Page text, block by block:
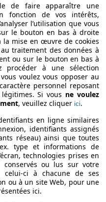
(102 PS)
h
de faire apparaître une
fonction de vos intérêts,
l’utilisation que vous
le bouton en bas à droite
mise en œuvre de cookies
traitement des données à
ou sur le bouton en bas à
procéder à une sélection
voulez vous opposer au
personnel reposant
Si vous ne voulez
, veuillez cliquer ici.
en ligne similaires
identifiants assignés
réseau) ainsi que toutes
type et informations de
technologies prises en
conservés ou lus sur votre
celui-ci à chacune de ses
ou à un site Web, pour une
ici.